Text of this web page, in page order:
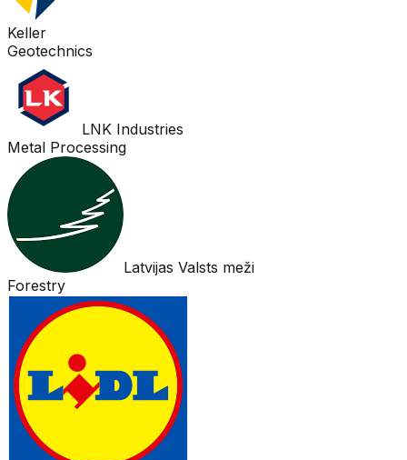
Keller
Geotechnics
LNK Industries
Metal Processing
Latvijas Valsts meži
Forestry